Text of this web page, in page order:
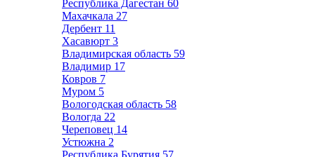
Республика Дагестан 60
Махачкала 27
Дербент 11
Хасавюрт 3
Владимирская область 59
Владимир 17
Ковров 7
Муром 5
Вологодская область 58
Вологда 22
Череповец 14
Устюжна 2
Республика Бурятия 57